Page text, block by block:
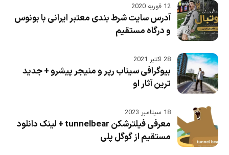
12 فوریه 2020
آدرس سایت شرط بندی معتبر ایرانی با بونوس
و درگاه مستقیم
28 اکتبر 2021
بیوگرافی سیناب رپر و منیجر پیشرو + جدید
ترین آثار او
18 سپتامبر 2023
معرفی فیلترشکن tunnelbear + لینک دانلود
مستقیم از گوگل پلی